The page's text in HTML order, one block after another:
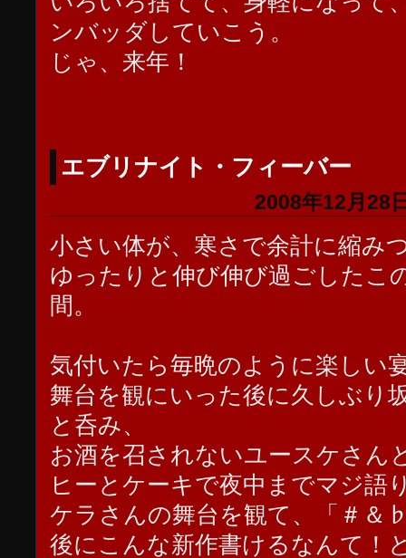
ンバッダしていこう。
じゃ、来年！
エブリナイト・フィーバー
2008年12月28
小さい体が、寒さで余計に縮み
ゆったりと伸び伸び過ごしたこ
間。
気付いたら毎晩のように楽しい
舞台を観にいった後に久しぶり
と呑み、
お酒を召されないユースケさん
ヒーとケーキで夜中までマジ語
ケラさんの舞台を観て、「＃＆
後にこんな新作書けるなんて！